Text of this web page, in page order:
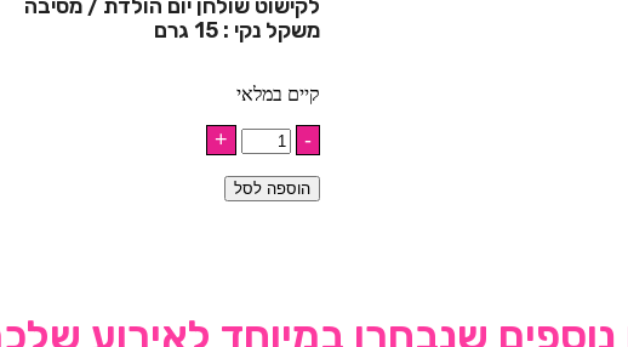
לקישוט שולחן יום הולדת / מסיבה
משקל נקי : 15 גרם
קיים במלאי
הוספה לסל
נוספים שנבחרו במיוחד לאירוע